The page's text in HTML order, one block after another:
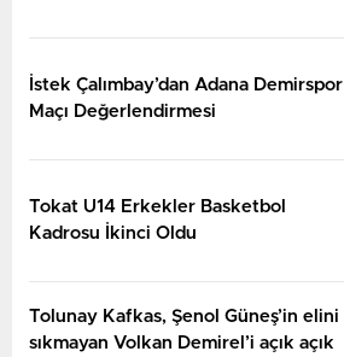
İstek Çalımbay’dan Adana Demirspor
Maçı Değerlendirmesi
Tokat U14 Erkekler Basketbol
Kadrosu İkinci Oldu
Tolunay Kafkas, Şenol Güneş’in elini
sıkmayan Volkan Demirel’i açık açık